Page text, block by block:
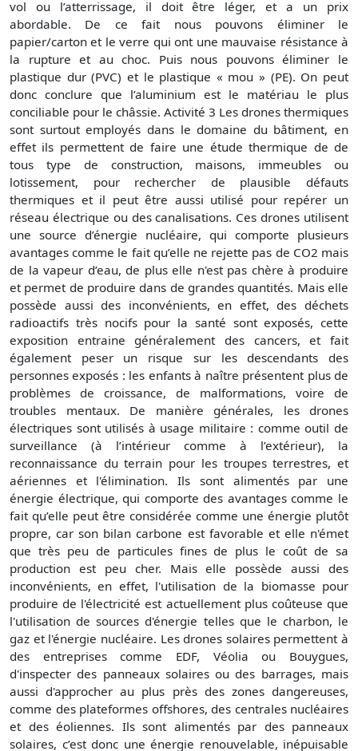
vol ou l’atterrissage, il doit être léger, et a un prix
abordable. De ce fait nous pouvons éliminer le
papier/carton et le verre qui ont une mauvaise résistance à
la rupture et au choc. Puis nous pouvons éliminer le
plastique dur (PVC) et le plastique « mou » (PE). On peut
donc conclure que l’aluminium est le matériau le plus
conciliable pour le châssie. Activité 3 Les drones thermiques
sont surtout employés dans le domaine du bâtiment, en
effet ils permettent de faire une étude thermique de de
tous type de construction, maisons, immeubles ou
lotissement, pour rechercher de plausible défauts
thermiques et il peut être aussi utilisé pour repérer un
réseau électrique ou des canalisations. Ces drones utilisent
une source d’énergie nucléaire, qui comporte plusieurs
avantages comme le fait qu’elle ne rejette pas de CO2 mais
de la vapeur d’eau, de plus elle n'est pas chère à produire
et permet de produire dans de grandes quantités. Mais elle
possède aussi des inconvénients, en effet, des déchets
radioactifs très nocifs pour la santé sont exposés, cette
exposition entraine généralement des cancers, et fait
également peser un risque sur les descendants des
personnes exposés : les enfants à naître présentent plus de
problèmes de croissance, de malformations, voire de
troubles mentaux. De manière générales, les drones
électriques sont utilisés à usage militaire : comme outil de
surveillance (à l’intérieur comme à l’extérieur), la
reconnaissance du terrain pour les troupes terrestres, et
aériennes et l'élimination. Ils sont alimentés par une
énergie électrique, qui comporte des avantages comme le
fait qu’elle peut être considérée comme une énergie plutôt
propre, car son bilan carbone est favorable et elle n'émet
que très peu de particules fines de plus le coût de sa
production est peu cher. Mais elle possède aussi des
inconvénients, en effet, l'utilisation de la biomasse pour
produire de l'électricité est actuellement plus coûteuse que
l'utilisation de sources d'énergie telles que le charbon, le
gaz et l'énergie nucléaire. Les drones solaires permettent à
des entreprises comme EDF, Véolia ou Bouygues,
d'inspecter des panneaux solaires ou des barrages, mais
aussi d'approcher au plus près des zones dangereuses,
comme des plateformes offshores, des centrales nucléaires
et des éoliennes. Ils sont alimentés par des panneaux
solaires, c’est donc une énergie renouvelable, inépuisable